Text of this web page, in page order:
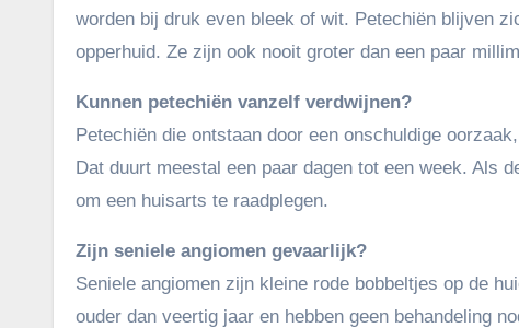
worden bij druk even bleek of wit. Petechiën blijven
opperhuid. Ze zijn ook nooit groter dan een paar
Kunnen petechiën vanzelf verdwijnen?
Petechiën die ontstaan door een onschuldige
Dat duurt meestal een paar dagen tot een week. Als
om een huisarts te raadplegen.
Zijn seniele angiomen gevaarlijk?
Seniele angiomen zijn kleine rode bobbeltjes op de
ouder dan veertig jaar en hebben geen behandeling